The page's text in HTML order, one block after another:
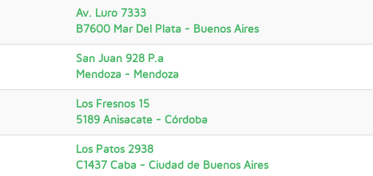
Av. Luro 7333
B7600 Mar Del Plata - Buenos Aires
San Juan 928 P.a
Mendoza - Mendoza
Los Fresnos 15
5189 Anisacate - Córdoba
Los Patos 2938
C1437 Caba - Ciudad de Buenos Aires